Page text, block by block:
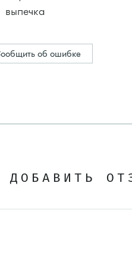
выпечка
Сообщить об ошибке
ДОБАВИТЬ